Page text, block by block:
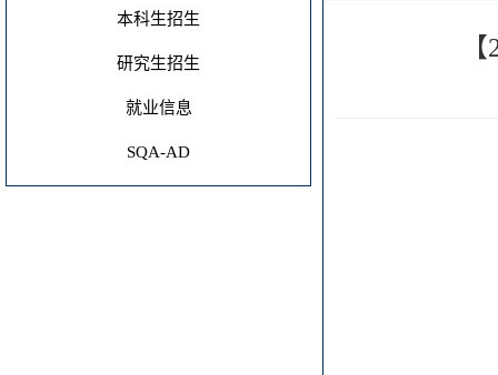
本科生招生
研究生招生
就业信息
SQA-AD